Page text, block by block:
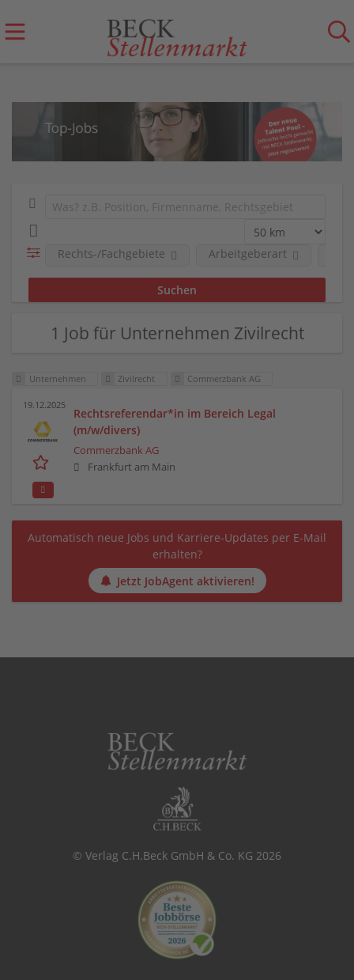
Rechts-/Fachgebiete Arbeitgeberart
1 Job für Unternehmen Zivilrecht
Unternehmen Zivilrecht Commerzbank AG
19.12.2025
Rechtsreferendar*in im Bereich Legal
(m/w/divers)
Commerzbank AG
Frankfurt am Main
Automatisch neue Jobs und Karriere-Updates per E-Mail
erhalten?
Jetzt JobAgent aktivieren!
© Verlag C.H.Beck GmbH & Co. KG 2026